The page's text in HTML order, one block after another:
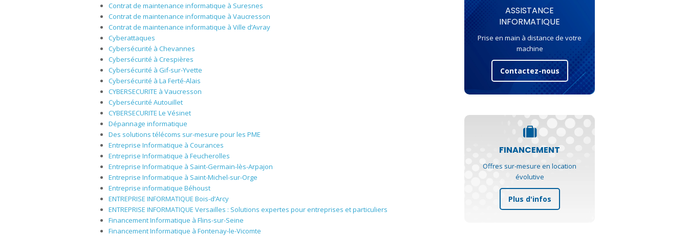
Contrat de maintenance informatique à Suresnes
Contrat de maintenance informatique à Vaucresson
Contrat de maintenance informatique à Ville d’Avray
Cyberattaques
Cybersécurité à Chevannes
Cybersécurité à Crespières
Cybersécurité à Gif-sur-Yvette
Cybersécurité à La Ferté-Alais
CYBERSECURITE à Vaucresson
Cybersécurité Autouillet
CYBERSECURITE Le Vésinet
Dépannage informatique
Des solutions télécoms sur-mesure pour les PME
Entreprise Informatique à Courances
Entreprise Informatique à Feucherolles
Entreprise Informatique à Saint-Germain-lès-Arpajon
Entreprise Informatique à Saint-Michel-sur-Orge
Entreprise informatique Béhoust
ENTREPRISE INFORMATIQUE Bois-d’Arcy
ENTREPRISE INFORMATIQUE Versailles : Solutions expertes pour entreprises et particuliers
Financement Informatique à Flins-sur-Seine
Financement Informatique à Fontenay-le-Vicomte
ASSISTANCE
INFORMATIQUE
Prise en main à distance de votre
machine
Contactez-nous
FINANCEMENT
Offres sur-mesure en location
évolutive
Plus d'infos